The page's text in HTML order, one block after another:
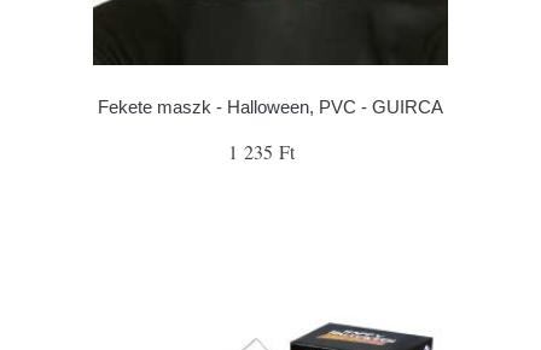
Fekete maszk - Halloween, PVC - GUIRCA
1 235 Ft